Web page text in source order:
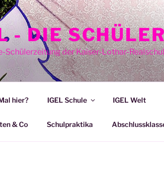
- DIE
Schülerzeitung der Kaiser-Lothar-
hier? IGEL Schule IGEL Welt
& Co Schulpraktika